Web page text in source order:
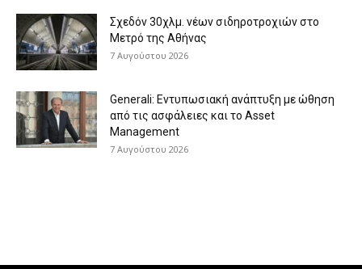
Σχεδόν 30χλμ. νέων σιδηροτροχιών στο
Μετρό της Αθήνας
7 Αυγούστου 2026
Generali: Eντυπωσιακή ανάπτυξη με ώθηση
από τις ασφάλειες και το Asset
Management
7 Αυγούστου 2026